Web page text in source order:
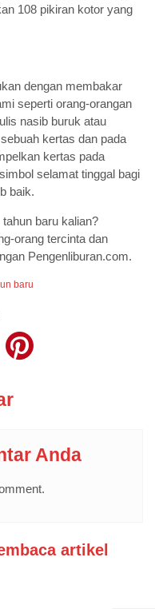
108 pikiran kotor yang
dengan membakar
seperti orang-orangan
nasib buruk atau
kertas dan pada
kertas pada
selamat tinggal bagi
baik.
baru kalian?
orang tercinta dan
Pengenliburan.com.
baru
Anda
artikel